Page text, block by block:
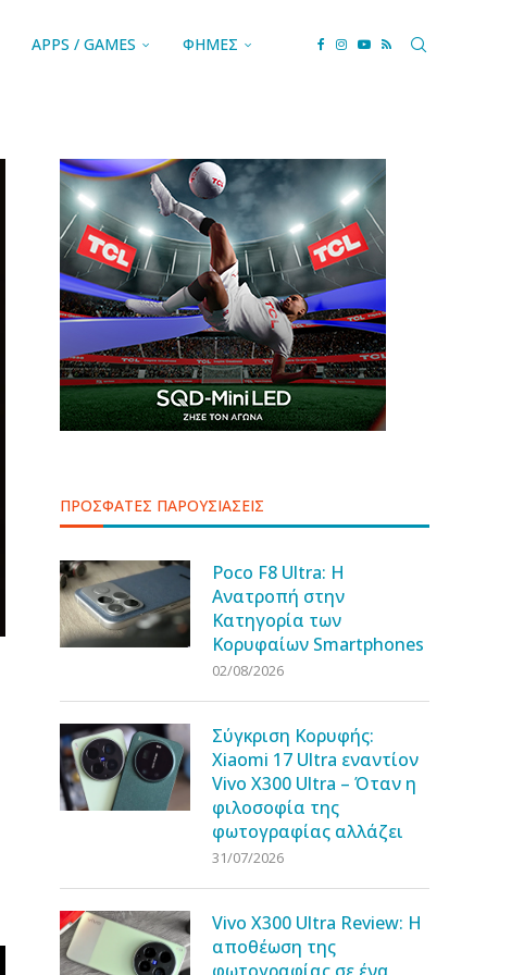
APPS / GAMES ΦΗΜΕΣ
ΠΡΟΣΦΑΤΕΣ ΠΑΡΟΥΣΙΑΣΕΙΣ
Poco F8 Ultra: Η
Ανατροπή στην
Κατηγορία των
Κορυφαίων Smartphones
02/08/2026
Σύγκριση Κορυφής:
Xiaomi 17 Ultra εναντίον
Vivo X300 Ultra – Όταν η
φιλοσοφία της
φωτογραφίας αλλάζει
31/07/2026
Vivo X300 Ultra Review: Η
αποθέωση της